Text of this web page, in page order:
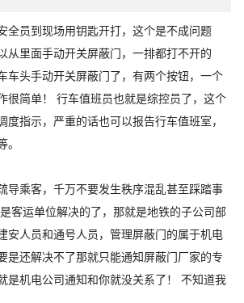
全员到现场用钥匙开打，这个是不成问题
从里面手动开关屏蔽门，一排都打不开的
车头手动开关屏蔽门了，有两个按钮，一个
很简单！ 行车值班员也就是综控员了，这个
度指示，严重的话也可以报告行车值班室，
。
导乘客，千万不要发生秩序混乱甚至踩踏事
客运单位解决的了，那就是地铁的子公司部
安人员和通号人员，管理屏蔽门的属于机电
是还解决不了那就只能通知屏蔽门厂家的专
是机电公司通知和你就没关系了！ 不知道我